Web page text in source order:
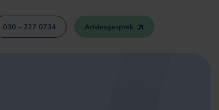
030 – 227 0734 Adviesgesprek